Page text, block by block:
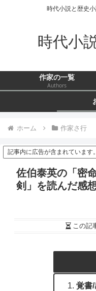
時代小説と歴史
時代小
作家の一覧
Authors
ホーム 作家さ行
記事内に広告が含まれています。
佐伯泰英の「密
剣」を読んだ感
この記
覚書/